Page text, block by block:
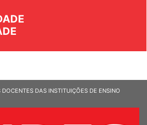
DAS INSTITUIÇÕES DE ENSINO